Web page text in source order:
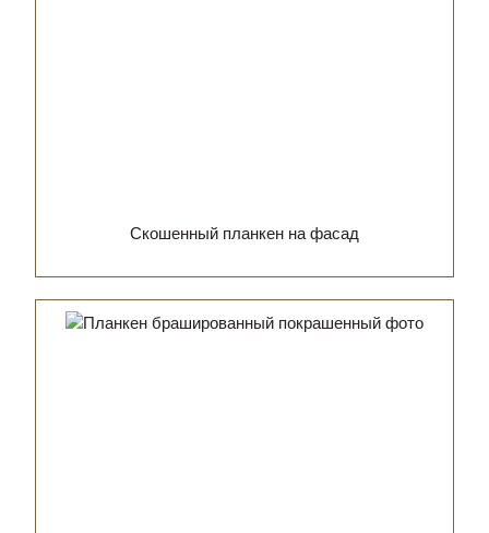
Скошенный планкен на фасад